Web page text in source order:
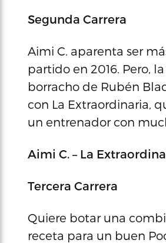
Segunda Carrera
Aimi C. aparenta ser
partido en 2016. Pero,
borracho de Rubén
con La Extraordinaria,
un entrenador con
Aimi C. – La
Tercera Carrera
Quiere botar una
receta para un buen